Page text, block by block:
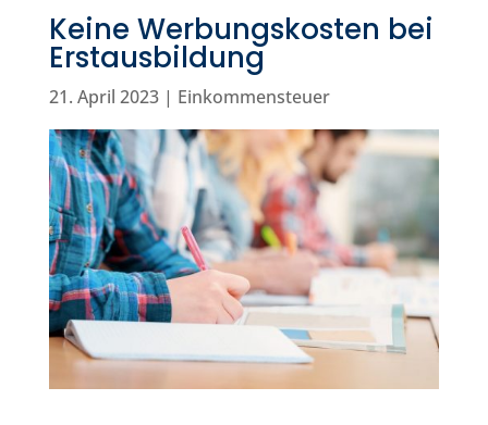
Keine Werbungskosten bei
Erstausbildung
21. April 2023| Einkommensteuer